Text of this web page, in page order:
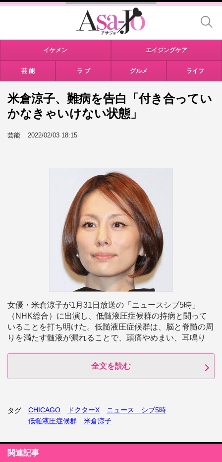
イケメン エイジングケア
芸 能 ラ ブ グルメ ライフ
米倉涼子、難病を告白「付き合ってい
かなきゃいけない状態」
芸能 2022/02/03 18:15
女優・米倉涼子が1月31日放送の「ニュースシブ5時」
（NHK総合）に出演し、低髄液圧症候群の持病と闘って
いることを打ち明けた。低髄液圧症候群は、脳と脊髄の周
りを満たす髄液が漏れることで、頭痛やめまい、耳鳴り
全文を読む
タグ CHICAGO ドクターX
ニュース シブ5時
低髄液圧症候群
米倉涼子
関連記事